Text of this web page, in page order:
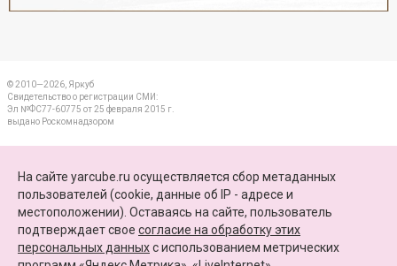
© 2010—2026, Яркуб
Свидетельство о регистрации СМИ:
Эл №ФС77-60775 от 25 февраля 2015 г.
выдано Роскомнадзором
ПАРТНЕРЫ
КАРТА САЙТА
+7 (4852) 64-15-52
На сайте yarcube.ru осуществляется сбор метаданных
пользователей (cookie, данные об IP - адресе и
местоположении). Оставаясь на сайте, пользователь
подтверждает свое согласие на обработку этих
персональных данныхc использованием метрических